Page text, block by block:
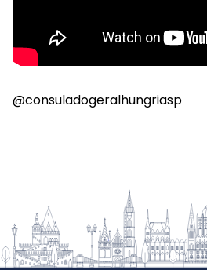
@consuladogeralhungriasp